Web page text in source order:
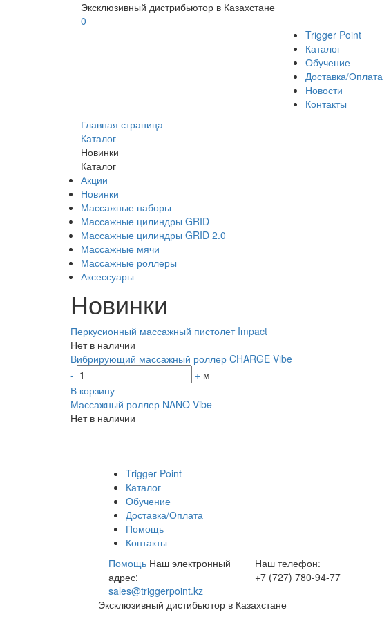
Эксклюзивный дистрибьютор в Казахстане
0
Trigger Point
Каталог
Обучение
Доставка/Оплата
Новости
Контакты
Главная страница
Каталог
Новинки
Каталог
Акции
Новинки
Массажные наборы
Массажные цилиндры GRID
Массажные цилиндры GRID 2.0
Массажные мячи
Массажные роллеры
Аксессуары
Новинки
Перкусионный массажный пистолет Impact
Нет в наличии
Вибрирующий массажный роллер CHARGE Vibe
-
+ м
В корзину
Массажный роллер NANO Vibe
Нет в наличии
Trigger Point
Каталог
Обучение
Доставка/Оплата
Помощь
Контакты
Помощь Наш электронный
адрес:
sales@triggerpoint.kz
Наш телефон:
+7 (727) 780-94-77
Эксклюзивный дистибьютор в Казахстане